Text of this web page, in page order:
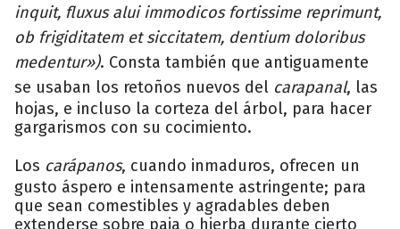
inquit, fluxus alui immodicos fortissime reprimunt,
ob frigiditatem et siccitatem, dentium doloribus
medentur»). Consta también que antiguamente
se usaban los retoños nuevos del carapanal, las
hojas, e incluso la corteza del árbol, para hacer
gargarismos con su cocimiento.
Los carápanos, cuando inmaduros, ofrecen un
gusto áspero e intensamente astringente; para
que sean comestibles y agradables deben
extenderse sobre paja o hierba durante cierto